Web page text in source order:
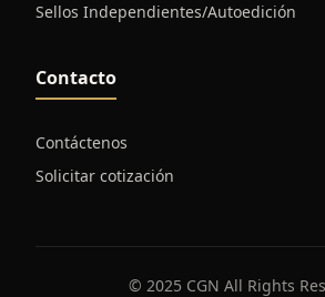
Sellos Independientes/Autoedición
Contacto
Contáctenos
Solicitar cotización
© 2025 CGN All Rights